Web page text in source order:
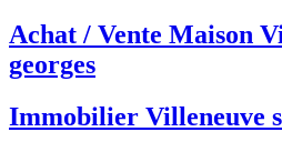
Achat / Vente Maison
georges
Immobilier Villeneuve